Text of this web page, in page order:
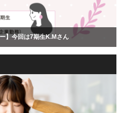
】今回は7期生K.Mさん